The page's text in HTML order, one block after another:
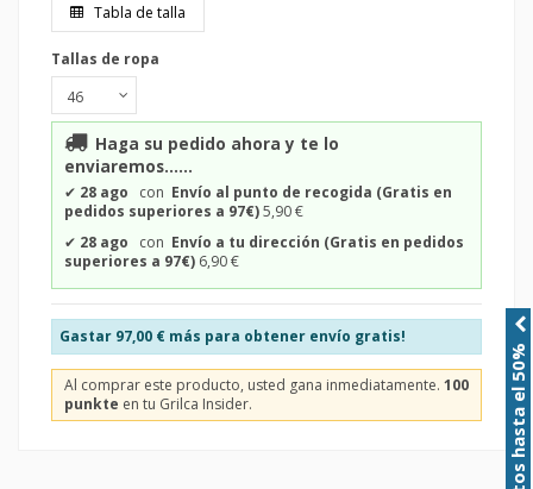
Tabla de talla
Tallas de ropa
Haga su pedido ahora y te lo
enviaremos......
✔ 28 ago con Envío al punto de recogida (Gratis en
pedidos superiores a 97€)5,90 €
✔ 28 ago con Envío a tu dirección (Gratis en pedidos
superiores a 97€) 6,90 €
Gastar 97,00 € más para obtener envío gratis!
Al comprar este producto, usted gana inmediatamente. 100
punkte en tu Grilca Insider.